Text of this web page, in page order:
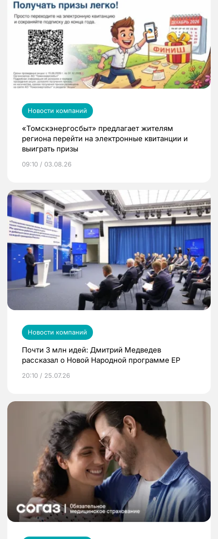
Новости компаний
«Томскэнергосбыт» предлагает жителям
региона перейти на электронные квитанции и
выиграть призы
09:10 / 03.08.26
Новости компаний
Почти 3 млн идей: Дмитрий Медведев
рассказал о Новой Народной программе ЕР
20:10 / 25.07.26